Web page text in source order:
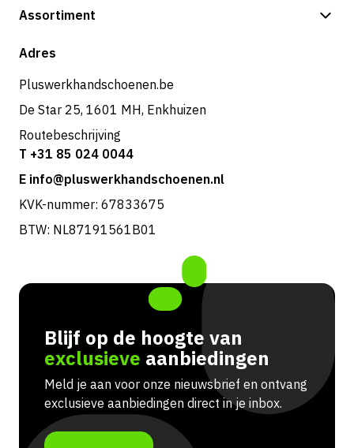
Betalingsmogelijkheden
Assortiment
Shop
Adres
Pluswerkhandschoenen.be
De Star 25, 1601 MH, Enkhuizen
Routebeschrijving
T +31 85 024 0044
E info@pluswerkhandschoenen.nl
KVK-nummer: 67833675
BTW: NL87191561B01
Blijf op de hoogte van
exclusieve aanbiedingen
Meld je aan voor onze nieuwsbrief en ontvang
exclusieve aanbiedingen direct in je inbox.